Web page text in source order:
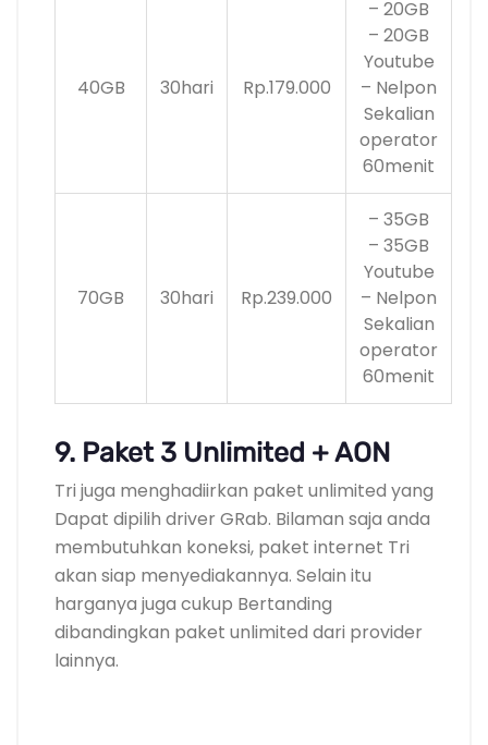
40GB 30hari Rp.179.000
– 20GB
– 20GB
Youtube
– Nelpon
Sekalian
operator
60menit
70GB 30hari Rp.239.000
– 35GB
– 35GB
Youtube
– Nelpon
Sekalian
operator
60menit
9. Paket 3 Unlimited + AON
Tri juga menghadiirkan paket unlimited yang
Dapat dipilih driver GRab. Bilaman saja anda
membutuhkan koneksi, paket internet Tri
akan siap menyediakannya. Selain itu
harganya juga cukup Bertanding
dibandingkan paket unlimited dari provider
lainnya.